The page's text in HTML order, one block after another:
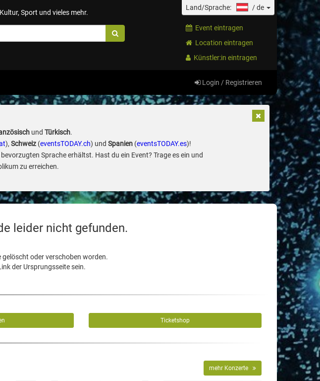
Sport und vieles mehr.
Land/Sprache: /de
Event eintragen
Location eintragen
Künstler:in eintragen
Login / Registrieren
und Türkisch.
), Schweiz(eventsTODAY.ch) und Spanien(eventsTODAY.es)!
Sprache erhältst. Hast du ein Event? Trage es ein und
zu erreichen.
leider nicht gefunden.
oder verschoben worden.
der Ursprungsseite sein.
Ticketshop
mehr Konzerte